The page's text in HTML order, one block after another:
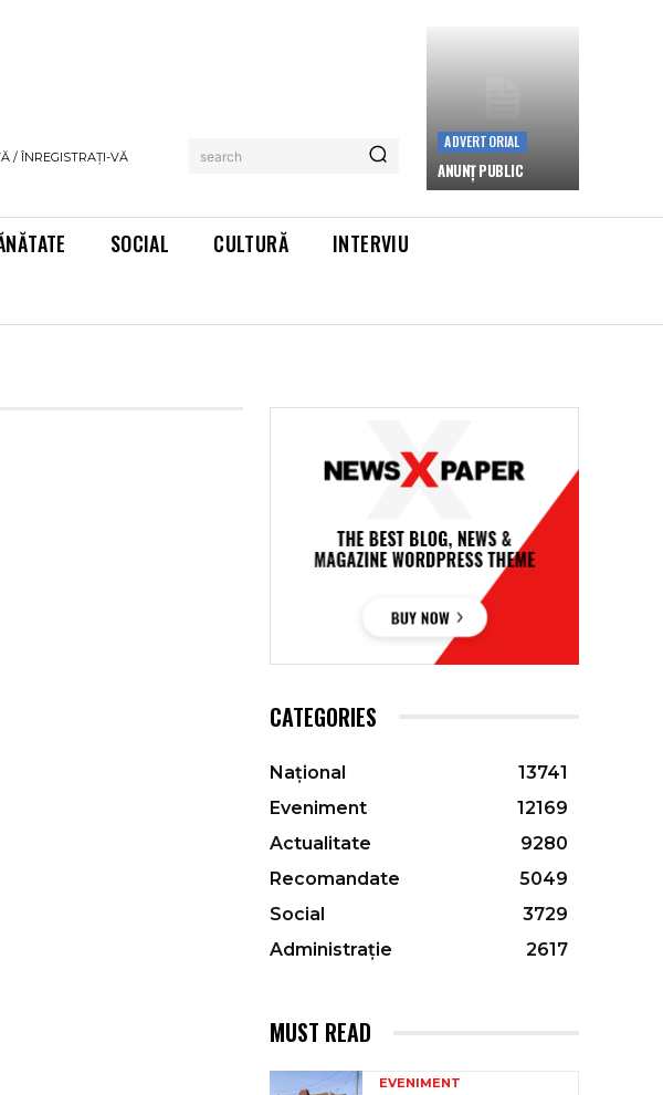
/ ÎNREGISTRAȚI-VĂ search
ADVERTORIAL
ANUNȚ PUBLIC
SOCIAL CULTURĂ
INTERVIU
CATEGORIES
Național
13741
Eveniment
12169
Actualitate
9280
Recomandate
5049
Social
3729
Administrație
2617
MUST READ
EVENIMENT